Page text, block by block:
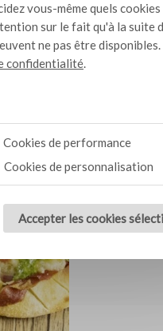
vous-même quels
sur le fait qu'à la suite
ne pas être
confidentialité.
Cookies de performance
Cookies de personnalisation
Accepter les cookies
et shiitaké 4